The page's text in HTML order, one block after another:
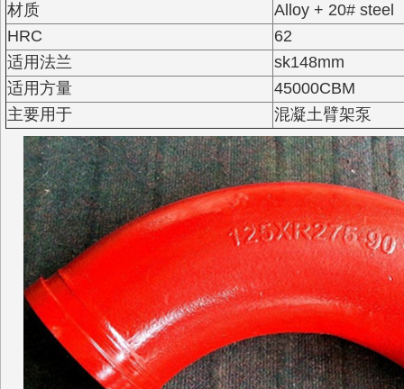
材质
Alloy + 20# steel
HRC
62
适用法兰
sk148mm
适用方量
45000CBM
主要用于
混凝土臂架泵